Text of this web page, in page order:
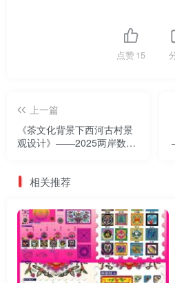
点赞15
上一篇
《茶文化背景下西河古村景
观设计》——2025两岸数字
相关推荐